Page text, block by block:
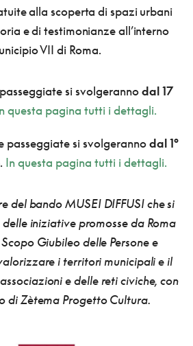
alla scoperta di spazi urbani
e di testimonianze all’interno
VII di Roma.
si svolgerannodal 17
questa pagina tutti i dettagli.
passeggiate si svolgerannodal 1°
. In questa pagina tutti i dettagli.
del bando MUSEI DIFFUSI che si
delle iniziative promosse da Roma
Giubileo delle Persone e
i territori municipali e il
e delle reti civiche, con
di Zètema Progetto Cultura.